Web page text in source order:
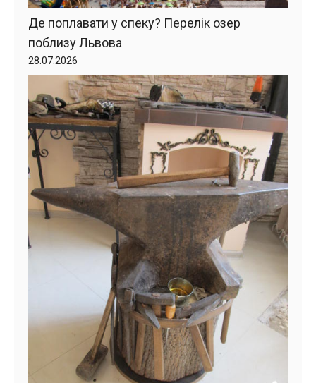
Де поплавати у спеку? Перелік озер
поблизу Львова
28.07.2026